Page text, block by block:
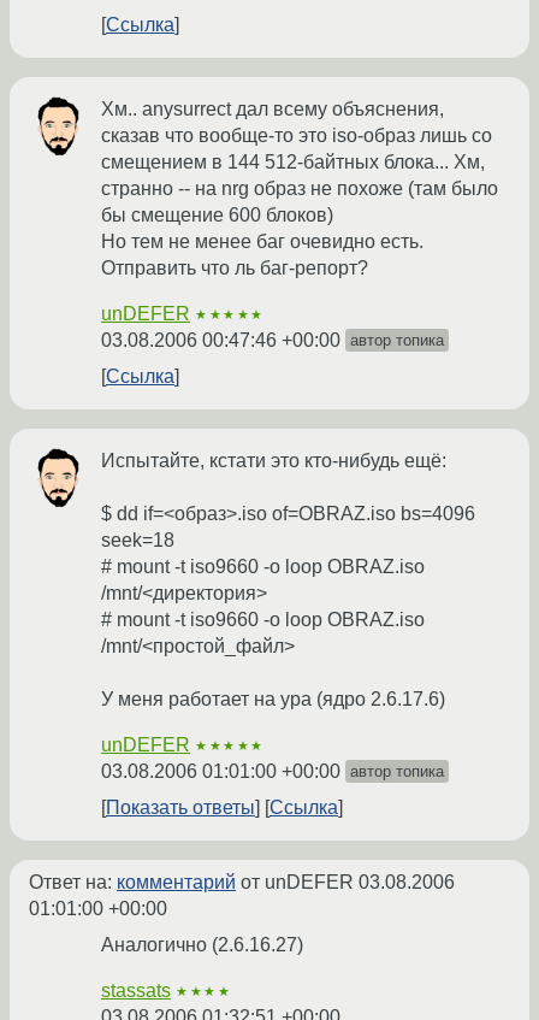
Ссылка
Хм.. anysurrect дал всему объяснения,
сказав что вообще-то это iso-образ лишь со
смещением в 144 512-байтных блока... Хм,
странно -- на nrg образ не похоже (там было
бы смещение 600 блоков)
Но тем не менее баг очевидно есть.
Отправить что ль баг-репорт?
unDEFER ★★★★★
03.08.2006 00:47:46 +00:00 автор топика
Ссылка
Испытайте, кстати это кто-нибудь ещё:
$ dd if=<образ>.iso of=OBRAZ.iso bs=4096
seek=18
# mount -t iso9660 -o loop OBRAZ.iso
/mnt/<директория>
# mount -t iso9660 -o loop OBRAZ.iso
/mnt/<простой_файл>
У меня работает на ура (ядро 2.6.17.6)
unDEFER ★★★★★
03.08.2006 01:01:00 +00:00 автор топика
Показать ответы Ссылка
Ответ на: комментарий от unDEFER 03.08.2006
01:01:00 +00:00
Аналогично (2.6.16.27)
stassats ★★★★